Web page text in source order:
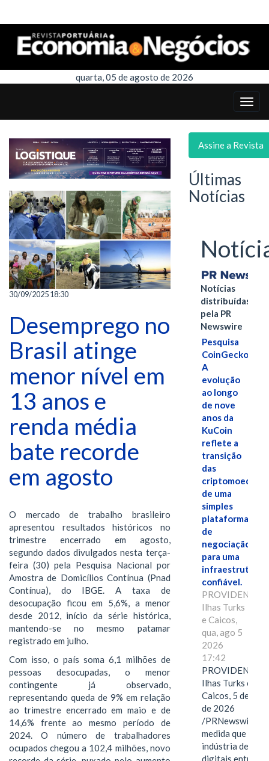
quarta, 05 de agosto de 2026
30/09/2025 18:30
Desemprego no
Brasil atinge
menor nível em
13 anos e
renda média
bate recorde
em agosto
O mercado de trabalho brasileiro
apresentou resultados históricos no
trimestre encerrado em agosto,
segundo dados divulgados nesta terça-
feira (30) pela Pesquisa Nacional por
Amostra de Domicílios Contínua (Pnad
Contínua), do IBGE. A taxa de
desocupação ficou em 5,6%, a menor
desde 2012, início da série histórica,
mantendo-se no mesmo patamar
registrado em julho.
Com isso, o país soma 6,1 milhões de
pessoas desocupadas, o menor
contingente já observado,
representando queda de 9% em relação
ao trimestre encerrado em maio e de
14,6% frente ao mesmo período de
2024. O número de trabalhadores
ocupados chegou a 102,4 milhões, novo
Assine a Revista
Últimas
Notícias
Notícias
distribuídas
pela PR
Newswire
Pesquisa
CoinGecko:
A
evolução
ao longo
de nove
anos da
KuCoin
reflete a
transição
das
criptomoedas
de uma
simples
plataforma
de
negociação
para uma
infraestrutura
confiável.
Ilhas Turks
e Caicos,
qua, ago 5
2026
17:42
Ilhas Turks e
Caicos, 5 de
de 2026
/PRNewswire/
medida que a
indústria de
digitais entra em